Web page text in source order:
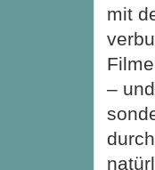
mit
–